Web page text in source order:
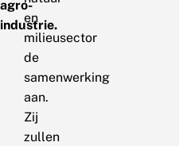
agro-
industrie.
en
milieusector
de
samenwerking
aan.
Zij
zullen